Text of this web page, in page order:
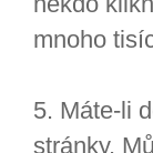
mnoho
5. Máte-li
stránky.